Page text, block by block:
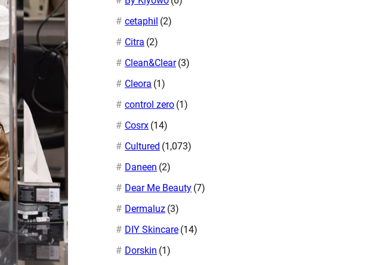
cetaphil (2)
Citra (2)
Clean&Clear (3)
Cleora (1)
control zero (1)
Cosrx (14)
Cultured (1,073)
Daneen (2)
Dear Me Beauty (7)
Dermaluz (3)
DIY Skincare (14)
Dorskin (1)